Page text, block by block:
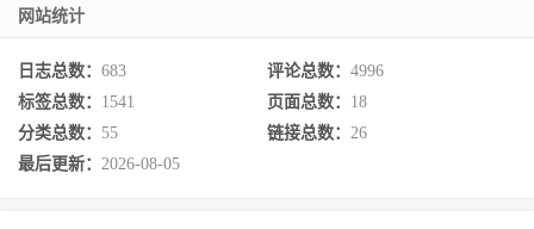
网站统计
日志总数： 683 评论总数： 4996
标签总数： 1541 页面总数： 18
分类总数： 55 链接总数： 26
最后更新： 2026-08-05